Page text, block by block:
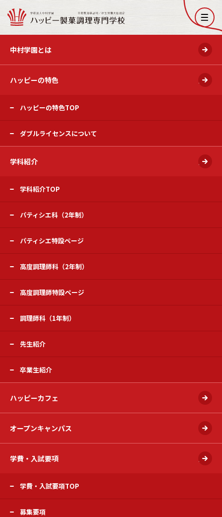
開く
中村学園とは
ハッピーの特色 開く
ハッピーの特色TOP
ダブルライセンスについて
学科紹介 開く
学科紹介TOP
パティシエ科（2年制）
パティシエ特設ページ
高度調理師科（2年制）
高度調理師特設ページ
調理師科（1年制）
先生紹介
卒業生紹介
ハッピーカフェ
オープンキャンパス
学費・入試要項 開く
学費・入試要項TOP
募集要項